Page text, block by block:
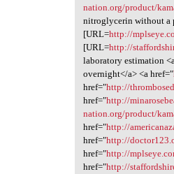
nation.org/product/
nitroglycerin without a
[URL=http://
[URL=http://
laboratory estimation
overnight</a> <a href="
href="http://
href="http://
nation.org/product/
href="http://
href="http://
href="http://
href="http://